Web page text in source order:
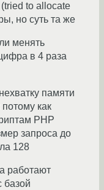
to allocate
но суть та же
менять
в 4 раза
памяти
как
PHP
запроса до
128
работают